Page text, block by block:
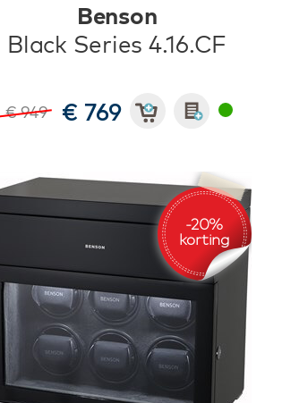
Benson
Black Series 4.16.CF
€ 949 € 769